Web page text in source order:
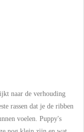
naar de verhouding
rassen dat je de ribben
voelen. Puppy's